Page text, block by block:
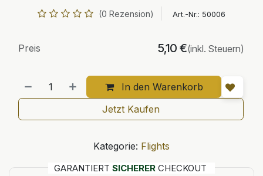
(0 Rezension) Art.-Nr.: 50006
In den Warenkorb
Preis 5,10 €(inkl. Steuern)
Jetzt Kaufen
Kategorie: Flights
GARANTIERT SICHERER CHECKOUT